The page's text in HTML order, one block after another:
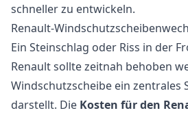
schneller zu entwickeln.
Renault-
Ein Steinschlag oder Riss in der
Renault sollte zeitnah behoben
Windschutzscheibe ein zentrales
darstellt. Die Kosten für den